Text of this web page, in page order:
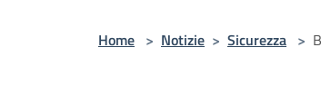
Home > Notizie > Sicurezza >